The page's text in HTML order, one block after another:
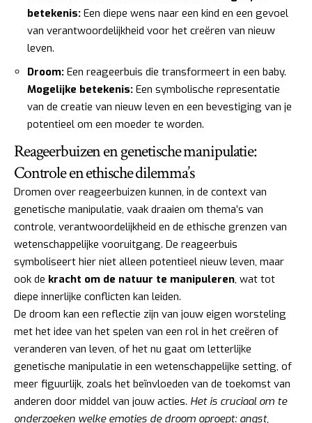
betekenis: Een diepe wens naar een kind en een gevoel
van verantwoordelijkheid voor het creëren van nieuw
leven.
Droom: Een reageerbuis die transformeert in een baby.
Mogelijke betekenis: Een symbolische representatie
van de creatie van nieuw leven en een bevestiging van je
potentieel om een moeder te worden.
Reageerbuizen en genetische manipulatie:
Controle en ethische dilemma’s
Dromen over reageerbuizen kunnen, in de context van
genetische manipulatie, vaak draaien om thema’s van
controle, verantwoordelijkheid en de ethische grenzen van
wetenschappelijke vooruitgang. De reageerbuis
symboliseert hier niet alleen potentieel nieuw leven, maar
ook de kracht om de natuur te manipuleren, wat tot
diepe innerlijke conflicten kan leiden.
De droom kan een reflectie zijn van jouw eigen worsteling
met het idee van het spelen van een rol in het creëren of
veranderen van leven, of het nu gaat om letterlijke
genetische manipulatie in een wetenschappelijke setting, of
meer figuurlijk, zoals het beïnvloeden van de toekomst van
anderen door middel van jouw acties. Het is cruciaal om te
onderzoeken welke emoties de droom oproept: angst,